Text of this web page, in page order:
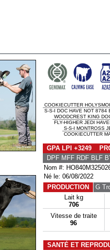
COOKIECUTTER
S-S-I DOC HAVE NOT 8784
WOODCREST KING
FLY-HIGHER JEDI
S-S-I MONTROSS
COOKIECUTTER
GPA LPI +3249
DPF MFF RDF BLF
Nom #:
Né le: 06/08/2022
PRODUCTION
G
Lait kg
706
Vitesse de traite
96
SANTÉ ET